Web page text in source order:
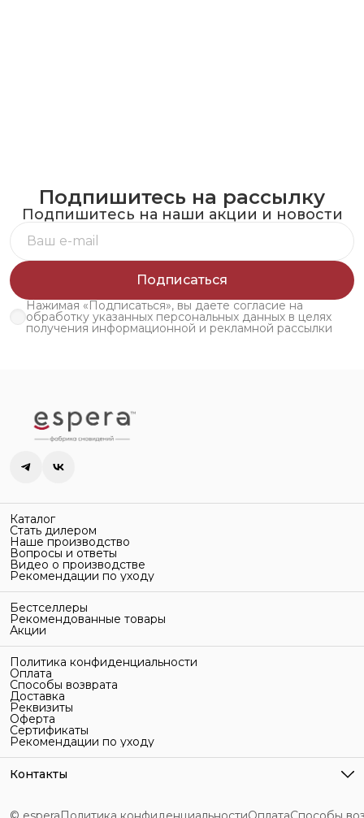
Подпишитесь на рассылку
Подпишитесь на наши акции и новости
Подписаться
Нажимая «Подписаться», вы даете согласие на
обработку указанных персональных данных в целях
получения информационной и рекламной рассылки
Каталог
Стать дилером
Наше производство
Вопросы и ответы
Видео о производстве
Рекомендации по уходу
Бестселлеры
Рекомендованные товары
Акции
Политика конфиденциальности
Оплата
Способы возврата
Доставка
Реквизиты
Оферта
Сертификаты
Рекомендации по уходу
Контакты